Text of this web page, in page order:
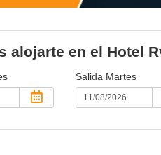
alojarte en el Hotel
Salida Martes